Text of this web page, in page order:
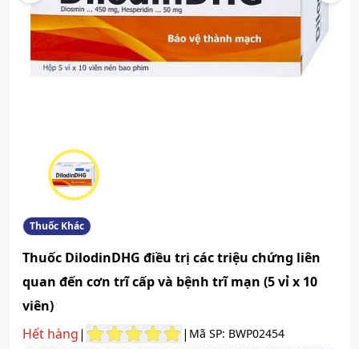
Thuốc Khác
Thuốc DilodinDHG điều trị các triệu chứng liên
quan đến cơn trĩ cấp và bệnh trĩ mạn (5 vỉ x 10
viên)
Hết hàng| | Mã SP: BWP02454